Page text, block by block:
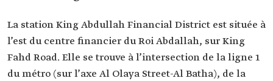
La station King Abdullah Financial District est située à
l’est du centre financier du Roi Abdallah, sur King
Fahd Road. Elle se trouve à l’intersection de la ligne 1
du métro (sur l’axe Al Olaya Street-Al Batha), de la